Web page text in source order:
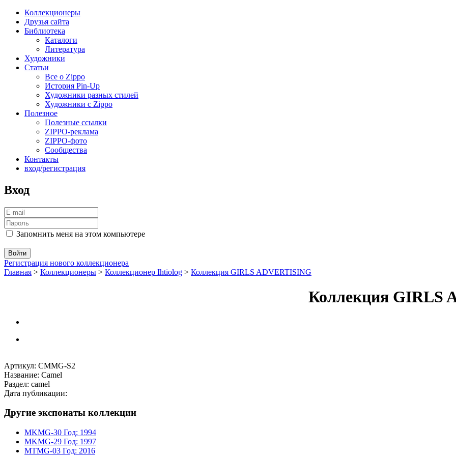
Коллекционеры
Друзья сайта
Библиотека
Каталоги
Литература
Художники
Статьи
Все о Zippo
История Pin-Up
Художники разных стилей
Художники с Zippo
Полезное
Полезные ссылки
ZIPPO-реклама
ZIPPO-фото
Сообщества
Контакты
вход/регистрация
Вход
Запомнить меня на этом компьютере
Регистрация нового коллекционера
Главная > Коллекционеры > Коллекционер Ihtiolog > Коллекция GIRLS ADVERTISING
Коллекция GIRLS
Артикул: CMMG-S2
Название: Camel
Раздел: camel
Дата публикации:
Другие экспонаты коллекции
MKMG-30 Год: 1994
MKMG-29 Год: 1997
MTMG-03 Год: 2016